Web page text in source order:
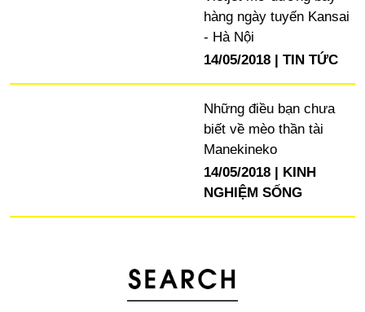
hàng ngày tuyến Kansai
- Hà Nội
14/05/2018
TIN TỨC
Những điều bạn chưa
biết về mèo thần tài
Manekineko
14/05/2018
KINH
NGHIỆM SỐNG